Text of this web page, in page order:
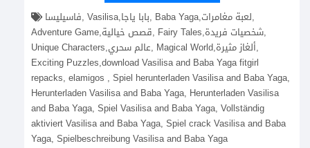
Adventure Game,قصص خيالية, Fairy Tales,شخصيات فريدة,
Unique Characters,عالم سحري, Magical World,ألغاز مثيرة,
Exciting Puzzles,download Vasilisa and Baba Yaga fitgirl
repacks, elamigos , Spiel herunterladen Vasilisa and Baba Yaga,
Herunterladen Vasilisa and Baba Yaga, Herunterladen Vasilisa
and Baba Yaga, Spiel Vasilisa and Baba Yaga, Vollständig
aktiviert Vasilisa and Baba Yaga, Spiel crack Vasilisa and Baba
Yaga, Spielbeschreibung Vasilisa and Baba Yaga